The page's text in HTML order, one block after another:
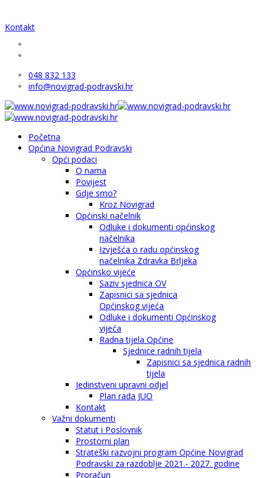
Kontakt
048 832 133
info@novigrad-podravski.hr
Početna
Općina Novigrad Podravski
Opći podaci
O nama
Povijest
Gdje smo?
Kroz Novigrad
Općinski načelnik
Odluke i dokumenti općinskog
načelnika
Izvješća o radu općinskog
načelnika Zdravka Brljeka
Općinsko vijeće
Saziv sjednica OV
Zapisnici sa sjednica
Općinskog vijeća
Odluke i dokumenti Općinskog
vijeća
Radna tijela Općine
Sjednice radnih tijela
Zapisnici sa sjednica radnih
tijela
Jedinstveni upravni odjel
Plan rada JUO
Kontakt
Važni dokumenti
Statut i Poslovnik
Prostorni plan
Strateški razvojni program Općine Novigrad
Podravski za razdoblje 2021.- 2027. godine
Proračun